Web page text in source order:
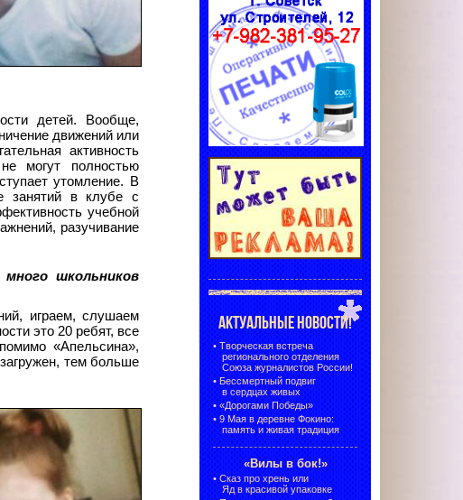
детей. Вообще,
движений или
активность
могут полностью
утомление. В
занятий в клубе с
учебной
разучивание
школьников
играем, слушаем
это 20 ребят, все
«Апельсина»,
тем больше
АКТУАЛЬНЫЕ НОВОСТИ!
• Творческая встреча
регионального отделения
Союза журналистов России!
• Бессмертный подвиг
в сердцах живых
• «Дорогами Победы»
• 9 Мая в деревне Фокино:
память и живая традиция
«Вилы в бок!»
• Сказ про хрень или
Яд в красивой упаковке